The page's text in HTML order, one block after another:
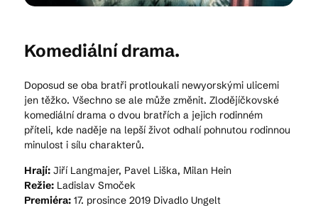
© 2026 Brána Jihlavy
Komediální drama.
Doposud se oba bratři protloukali newyorskými ulicemi
jen těžko. Všechno se ale může změnit. Zlodějíčkovské
komediální drama o dvou bratřích a jejich rodinném
příteli, kde naděje na lepší život odhalí pohnutou rodinnou
minulost i sílu charakterů.
Hrají: Jiří Langmajer, Pavel Liška, Milan Hein
Režie: Ladislav Smoček
Premiéra: 17. prosince 2019 Divadlo Ungelt